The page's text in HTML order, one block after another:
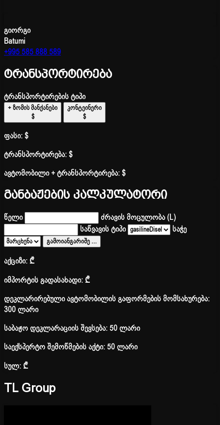
გიორგი
Batumi
+995 585 888 589
ტრანსპორტირება
ტრანსპორტირების ტიპი
+ ზომის მანქანები
$
კონტეინერი
$
ფასი:$
ტრანსპორტირება:$
ავტომობილი + ტრანსპორტირება:$
განბაჟების კალკულატორი
წელი
ძრავის მოცულობა (L)
საწვავის ტიპი
საჭე
გამოიანგარიშე …
აქციზი:₾
იმპორტის გადასახადი:₾
დეკლარირებული ავტომობილის გაფორმების მომსახურება:
300 ლარი
საბაჟო დეკლარაციის შევსება: 50 ლარი
საექსპერტო შემოწმების აქტი: 50 ლარი
სულ:₾
TL Group